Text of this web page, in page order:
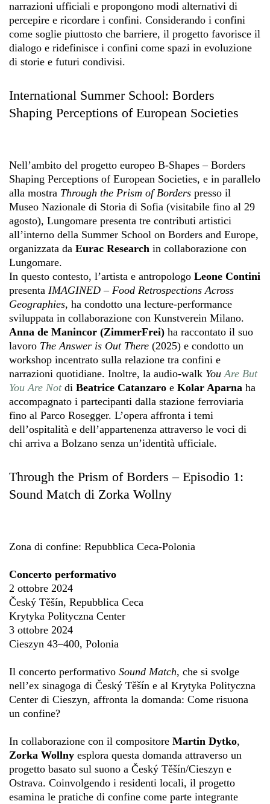
narrazioni ufficiali e propongono modi alternativi di
percepire e ricordare i confini. Considerando i confini
come soglie piuttosto che barriere, il progetto favorisce il
dialogo e ridefinisce i confini come spazi in evoluzione
di storie e futuri condivisi.
International Summer School: Borders
Shaping Perceptions of European Societies
Nell’ambito del progetto europeo B-Shapes – Borders
Shaping Perceptions of European Societies, e in parallelo
alla mostra Through the Prism of Borders presso il
Museo Nazionale di Storia di Sofia (visitabile fino al 29
agosto), Lungomare presenta tre contributi artistici
all’interno della Summer School on Borders and Europe,
organizzata da Eurac Research in collaborazione con
Lungomare.
In questo contesto, l’artista e antropologo Leone Contini
presenta IMAGINED – Food Retrospections Across
Geographies, ha condotto una lecture-performance
sviluppata in collaborazione con Kunstverein Milano.
Anna de Manincor (ZimmerFrei) ha raccontato il suo
lavoro The Answer is Out There (2025) e condotto un
workshop incentrato sulla relazione tra confini e
narrazioni quotidiane. Inoltre, la audio-walk YouAre But
You Are Notdi Beatrice Catanzaro e Kolar Aparna ha
accompagnato i partecipanti dalla stazione ferroviaria
fino al Parco Rosegger. L’opera affronta i temi
dell’ospitalità e dell’appartenenza attraverso le voci di
chi arriva a Bolzano senza un’identità ufficiale.
Through the Prism of Borders – Episodio 1:
Sound Match di Zorka Wollny
Zona di confine: Repubblica Ceca-Polonia
Concerto performativo
2 ottobre 2024
Český Těšín, Repubblica Ceca
Krytyka Polityczna Center
3 ottobre 2024
Cieszyn 43–400, Polonia
Il concerto performativo Sound Match, che si svolge
nell’ex sinagoga di Český Těšín e al Krytyka Polityczna
Center di Cieszyn, affronta la domanda: Come risuona
un confine?
In collaborazione con il compositore Martin Dytko,
Zorka Wollny esplora questa domanda attraverso un
progetto basato sul suono a Český Těšín/Cieszyn e
Ostrava. Coinvolgendo i residenti locali, il progetto
esamina le pratiche di confine come parte integrante